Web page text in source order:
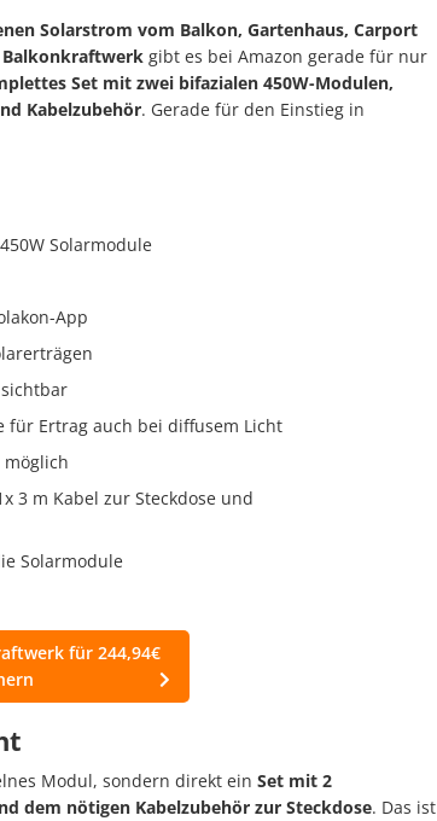
Solarstrom vom Balkon, Gartenhaus, Carport
Balkonkraftwerk gibt es bei Amazon gerade für nur
Set mit zwei bifazialen 450W-Modulen,
Kabelzubehör. Gerade für den Einstieg in
Solarmodule
App
für Ertrag auch bei diffusem Licht
3 m Kabel zur Steckdose und
Solarmodule
für 244,94€
Modul, sondern direkt ein Set mit 2
dem nötigen Kabelzubehör zur Steckdose. Das ist